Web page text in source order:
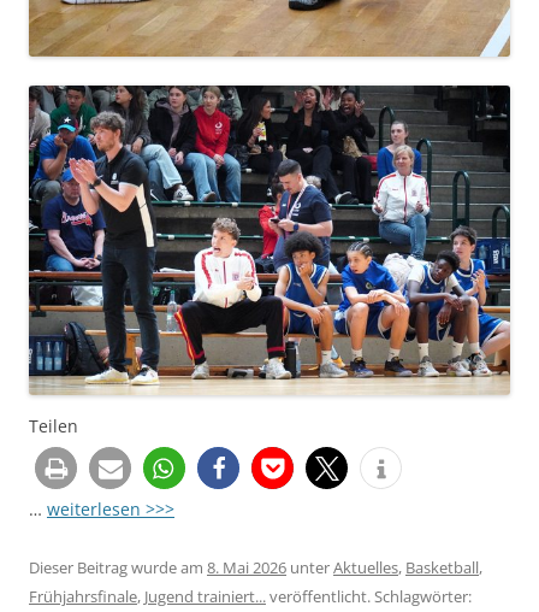
Teilen
… weiterlesen >>>
Dieser Beitrag wurde am 8. Mai 2026 unterAktuelles, Basketball,
Frühjahrsfinale, Jugend trainiert...veröffentlicht. Schlagwörter: